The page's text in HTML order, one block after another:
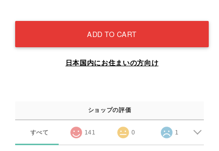
ADD TO CART
日本国内にお住まいの方向け
ショップの評価
すべて 141 0 1